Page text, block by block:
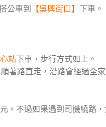
公車到 【吳興街口】 下車。
站下車，步行方式如上。
著路直走，沿路會經過全
。不過如果遇到司機繞路，